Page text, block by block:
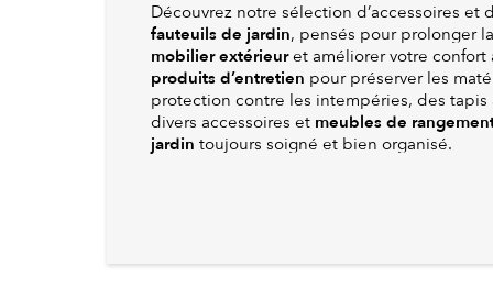
Découvrez notre sélection d’accessoires et
fauteuils de jardin, pensés pour prolonger
mobilier extérieuret améliorer votre confort
produits d’entretien pour préserver les
protection contre les intempéries, des tapis
divers accessoires et meubles de
jardin toujours soigné et bien organisé.